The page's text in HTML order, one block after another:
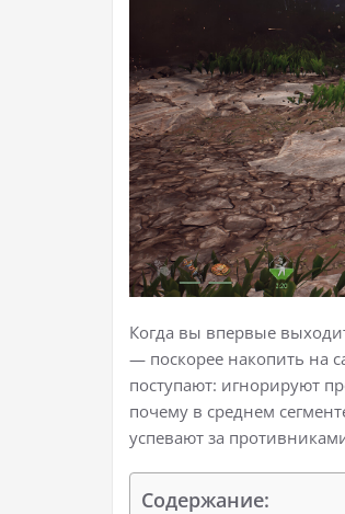
Когда вы впервые
— поскорее накопить на
поступают: игнорируют
почему в среднем
успевают за
Содержание: